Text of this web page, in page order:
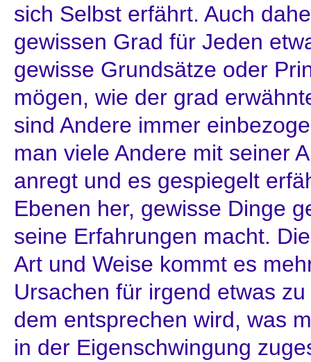
sich Selbst erfährt. Auch
gewissen Grad für Jeden
gewisse Grundsätze oder
mögen, wie der grad
sind Andere immer
man viele Andere mit seiner
anregt und es gespiegelt
Ebenen her, gewisse Dinge
seine Erfahrungen macht.
Art und Weise kommt es
Ursachen für irgend etwas
dem entsprechen wird, was
in der Eigenschwingung